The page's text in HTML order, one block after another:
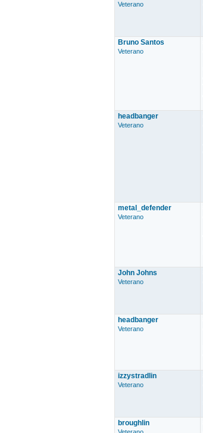
Veterano
Bruno Santos
Veterano
headbanger
Veterano
metal_defender
Veterano
John Johns
Veterano
headbanger
Veterano
izzystradlin
Veterano
broughlin